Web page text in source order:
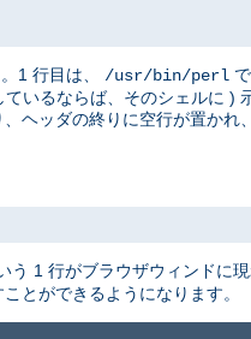
1 行目は、 /usr/bin/perl
いるならば、そのシェルに )
ヘッダの終りに空行が置か
う 1 行がブラウザウィンドに
とができるようになります。